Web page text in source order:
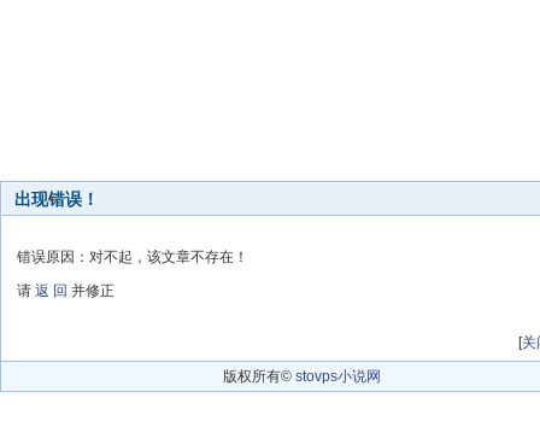
出现错误！
错误原因：对不起，该文章不存在！
请 返 回 并修正
[关
版权所有© stovps小说网